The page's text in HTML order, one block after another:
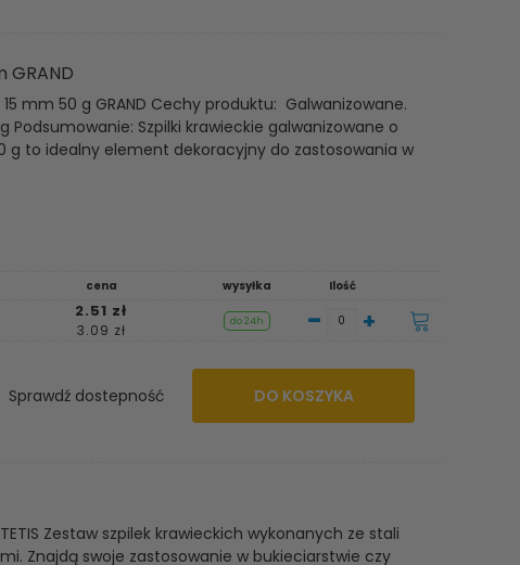
GRAND
mm 50 g GRAND Cechy produktu: Galwanizowane.
Podsumowanie: Szpilki krawieckie galwanizowane o
g to idealny element dekoracyjny do zastosowania w
cena wysyłka Ilość
2.51 zł
3.09 zł do 24h - +
Sprawdź dostepność DO KOSZYKA
Zestaw szpilek krawieckich wykonanych ze stali
Znajdą swoje zastosowanie w bukieciarstwie czy